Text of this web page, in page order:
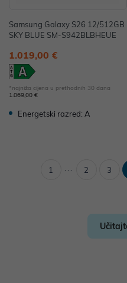
Samsung Galaxy S26 12/512GB
SKY BLUE SM-S942BLBHEUE
1.019,00 €
*najniža cijena u prethodnih 30 dana
1.069,00 €
Energetski razred: A
1 ... 2 3